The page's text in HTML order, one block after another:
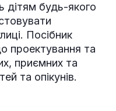
дітям будь-якого
Посібник
проектування та
приємних та
та опікунів.